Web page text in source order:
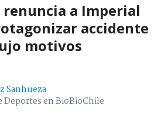
renuncia a Imperial
accidente
motivos
Sanhueza
Deportes en BioBioChile